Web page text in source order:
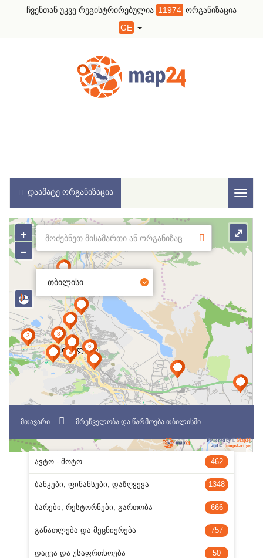
ჩვენთან უკვე რეგისტრირებულია 11974 ორგანიზაცია
GE
ᲓᲐᲐᲛᲐᲢᲔ ᲝᲠᲒᲐᲜᲘᲖᲐᲪᲘᲐ
თბილისი
+
−
Powered by ©Map24
and ©Jumpstart.ge
⤢
ᲛᲗᲐᲕᲐᲠᲘ ᲛᲠᲔᲬᲕᲔᲚᲝᲑᲐ ᲓᲐ ᲬᲐᲠᲛᲝᲔᲑᲐ ᲗᲑᲘᲚᲘᲡᲨᲘ
ᲐᲕᲢᲝ - ᲛᲝᲢᲝ 462
ᲑᲐᲜᲙᲔᲑᲘ, ᲤᲘᲜᲐᲜᲡᲔᲑᲘ, ᲓᲐᲖᲦᲕᲔᲕᲐ 1348
ᲑᲐᲠᲔᲑᲘ, ᲠᲔᲡᲢᲝᲠᲜᲔᲑᲘ, ᲒᲐᲠᲗᲝᲑᲐ 666
ᲒᲐᲜᲐᲗᲚᲔᲑᲐ ᲓᲐ ᲛᲔᲪᲜᲘᲔᲠᲔᲑᲐ 757
ᲓᲐᲪᲕᲐ ᲓᲐ ᲣᲡᲐᲤᲠᲗᲮᲝᲔᲑᲐ 50